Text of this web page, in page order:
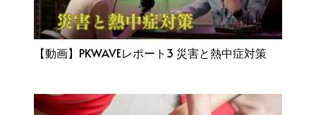
【動画】PKWAVEレポート3 災害と熱中症対策